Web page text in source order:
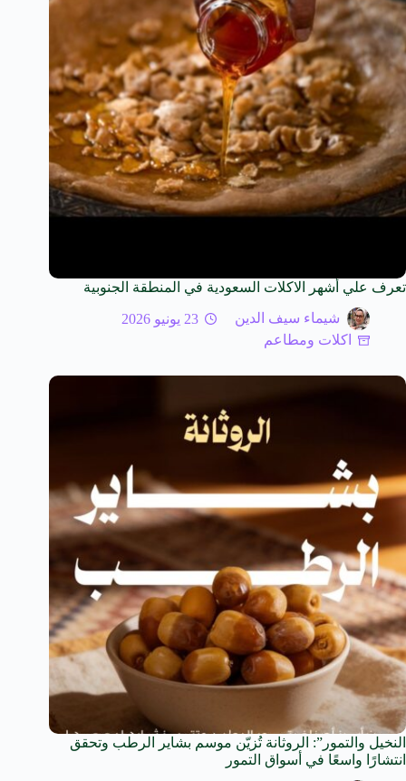
تعرف علي أشهر الاكلات السعودية في المنطقة الجنوبية
شيماء سيف الدين
23 يونيو 2026
اكلات ومطاعم
النخيل والتمور”: الروثانة تُزيّن موسم بشاير الرطب وتحقق
انتشارًا واسعًا في أسواق التمور